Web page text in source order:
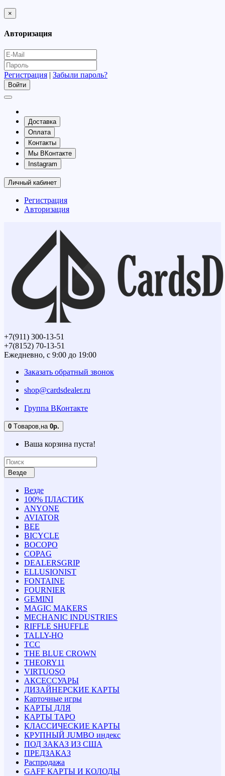
×
Авторизация
Регистрация | Забыли пароль?
Доставка
Оплата
Контакты
Мы ВКонтакте
Instagram
Личный кабинет
Регистрация
Авторизация
+7(911) 300-13-51
+7(8152) 70-13-51
Ежедневно, с 9:00 до 19:00
Заказать обратный звонок
shop@cardsdealer.ru
Группа ВКонтакте
0 Tоваров, на 0р.
Ваша корзина пуста!
Везде
Везде
100% ПЛАСТИК
ANYONE
AVIATOR
BEE
BICYCLE
BOCOPO
COPAG
DEALERSGRIP
ELLUSIONIST
FONTAINE
FOURNIER
GEMINI
MAGIC MAKERS
MECHANIC INDUSTRIES
RIFFLE SHUFFLE
TALLY-HO
TCC
THE BLUE CROWN
THEORY11
VIRTUOSO
АКСЕССУАРЫ
ДИЗАЙНЕРСКИЕ КАРТЫ
Карточные игры
КАРТЫ ДЛЯ
КАРТЫ ТАРО
КЛАССИЧЕСКИЕ КАРТЫ
КРУПНЫЙ JUMBO индекс
ПОД ЗАКАЗ ИЗ США
ПРЕДЗАКАЗ
Распродажа
GAFF КАРТЫ И КОЛОДЫ